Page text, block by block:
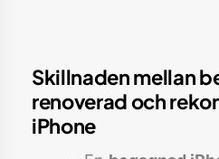
Skillnaden mellan
renoverad och
iPhone